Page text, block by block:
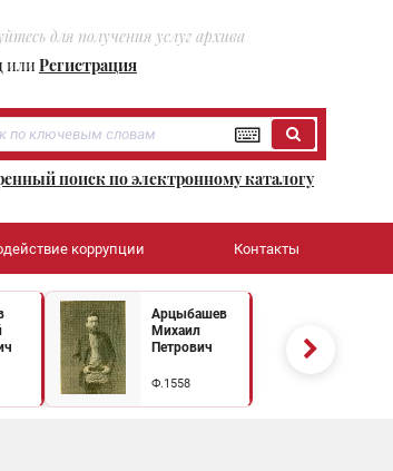
для получения услуг архива
илиРегистрация
поиск по электронному каталогу
коррупции Контакты
Арцыбашев
Михаил
Петрович
Ф.1558